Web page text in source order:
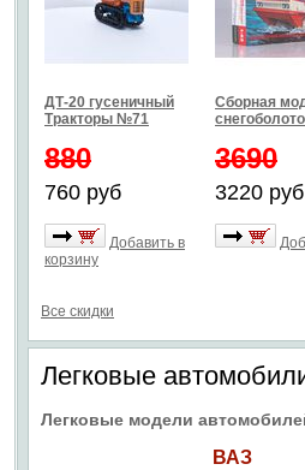
ДТ-20 гусеничный
Тракторы №71
880
760 руб
Добавить в
корзину
Сборная
3690
3220 руб
Все скидки
Легковые
Легковые модели
ВАЗ